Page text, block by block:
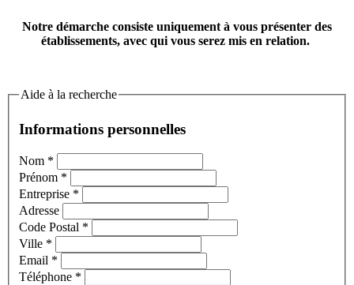
Notre démarche consiste uniquement à vous présenter des
établissements, avec qui vous serez mis en relation.
Aide à la recherche
Informations personnelles
Nom *
Prénom *
Entreprise *
Adresse
Code Postal *
Ville *
Email *
Téléphone *